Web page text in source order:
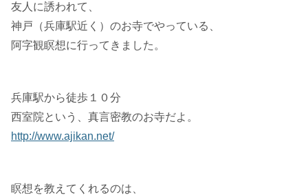
友人に誘われて、
神戸（兵庫駅近く）のお寺でやっている、
阿字観瞑想に行ってきました。
兵庫駅から徒歩１０分
西室院という、真言密教のお寺だよ。
http://www.ajikan.net/
瞑想を教えてくれるのは、